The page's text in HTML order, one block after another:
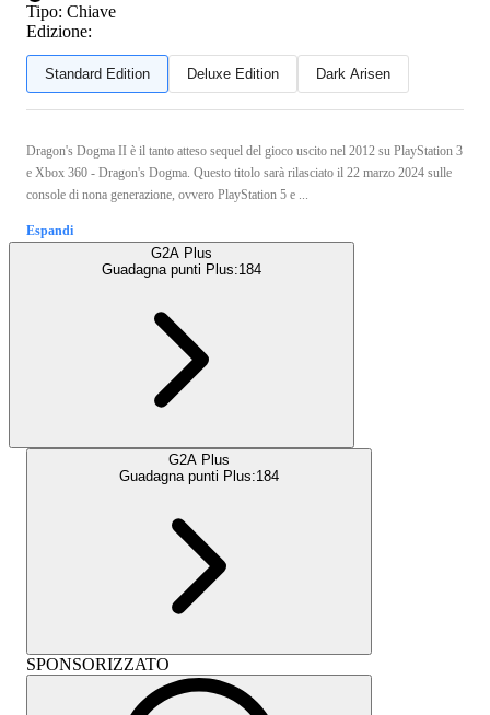
Tipo: Chiave
Edizione:
Standard Edition Deluxe Edition Dark Arisen
Dragon's Dogma II è il tanto atteso sequel del gioco uscito nel 2012 su PlayStation 3
e Xbox 360 - Dragon's Dogma. Questo titolo sarà rilasciato il 22 marzo 2024 sulle
console di nona generazione, ovvero PlayStation 5 e ...
Espandi
G2A Plus
Guadagna punti Plus:184
G2A Plus
Guadagna punti Plus:184
SPONSORIZZATO